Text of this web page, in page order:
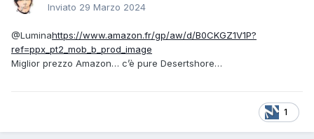
Inviato 29 Marzo 2024
@Luminahttps://www.amazon.fr/gp/aw/d/B0CKGZ1V1P?
ref=ppx_pt2_mob_b_prod_image
Miglior prezzo Amazon… c’è pure Desertshore…
1